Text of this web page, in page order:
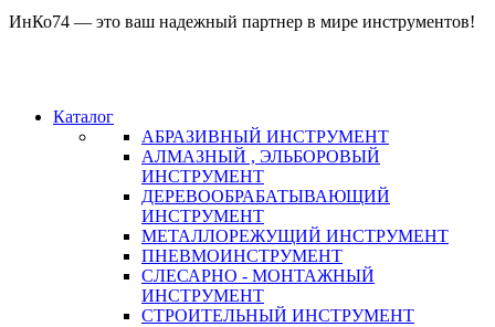
ИнКо74 — это ваш надежный партнер в мире инструментов!
Каталог
АБРАЗИВНЫЙ ИНСТРУМЕНТ
АЛМАЗНЫЙ , ЭЛЬБОРОВЫЙ
ИНСТРУМЕНТ
ДЕРЕВООБРАБАТЫВАЮЩИЙ
ИНСТРУМЕНТ
МЕТАЛЛОРЕЖУЩИЙ ИНСТРУМЕНТ
ПНЕВМОИНСТРУМЕНТ
СЛЕСАРНО - МОНТАЖНЫЙ
ИНСТРУМЕНТ
СТРОИТЕЛЬНЫЙ ИНСТРУМЕНТ